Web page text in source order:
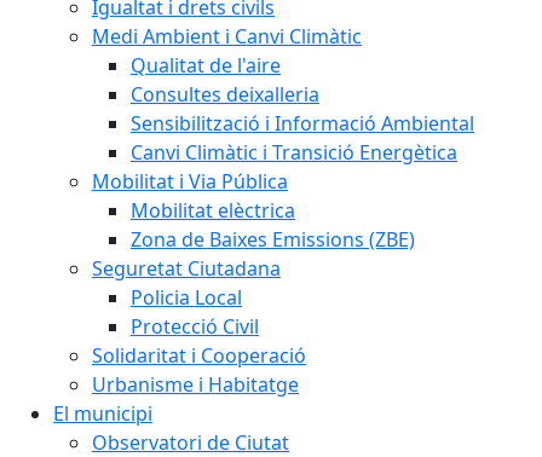
Igualtat i drets civils
Medi Ambient i Canvi Climàtic
Qualitat de l'aire
Consultes deixalleria
Sensibilització i Informació Ambiental
Canvi Climàtic i Transició Energètica
Mobilitat i Via Pública
Mobilitat elèctrica
Zona de Baixes Emissions (ZBE)
Seguretat Ciutadana
Policia Local
Protecció Civil
Solidaritat i Cooperació
Urbanisme i Habitatge
El municipi
Observatori de Ciutat